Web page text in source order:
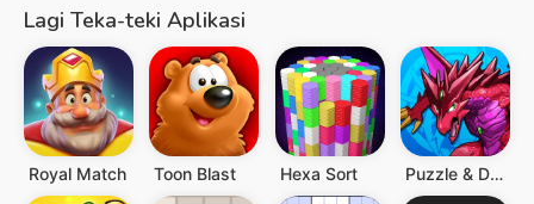
Lagi Teka-teki Aplikasi
Royal Match Toon Blast Hexa Sort Puzzle & Dragons